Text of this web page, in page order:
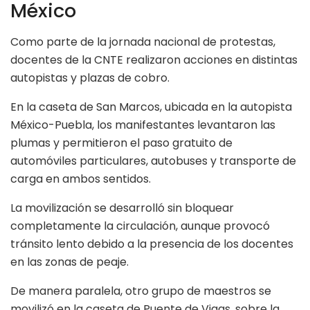
México
Como parte de la jornada nacional de protestas,
docentes de la CNTE realizaron acciones en distintas
autopistas y plazas de cobro.
En la caseta de San Marcos, ubicada en la autopista
México-Puebla, los manifestantes levantaron las
plumas y permitieron el paso gratuito de
automóviles particulares, autobuses y transporte de
carga en ambos sentidos.
La movilización se desarrolló sin bloquear
completamente la circulación, aunque provocó
tránsito lento debido a la presencia de los docentes
en las zonas de peaje.
De manera paralela, otro grupo de maestros se